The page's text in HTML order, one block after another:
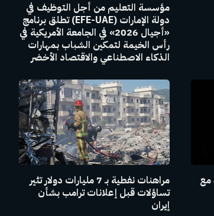
مؤسسة التعليم من أجل التوظيف في
دولة الإمارات (EFE-UAE) تطلق برنامج
«أجيال 2026» في الجامعة الأمريكية في
رأس الخيمة لتمكين الشباب بمهارات
الذكاء الاصطناعي والاقتصاد الأخضر
مع
مراهنات نفطية بـ 7 مليارات دولار تثير
تساؤلات قبل إعلانات ترامب بشأن
إيران